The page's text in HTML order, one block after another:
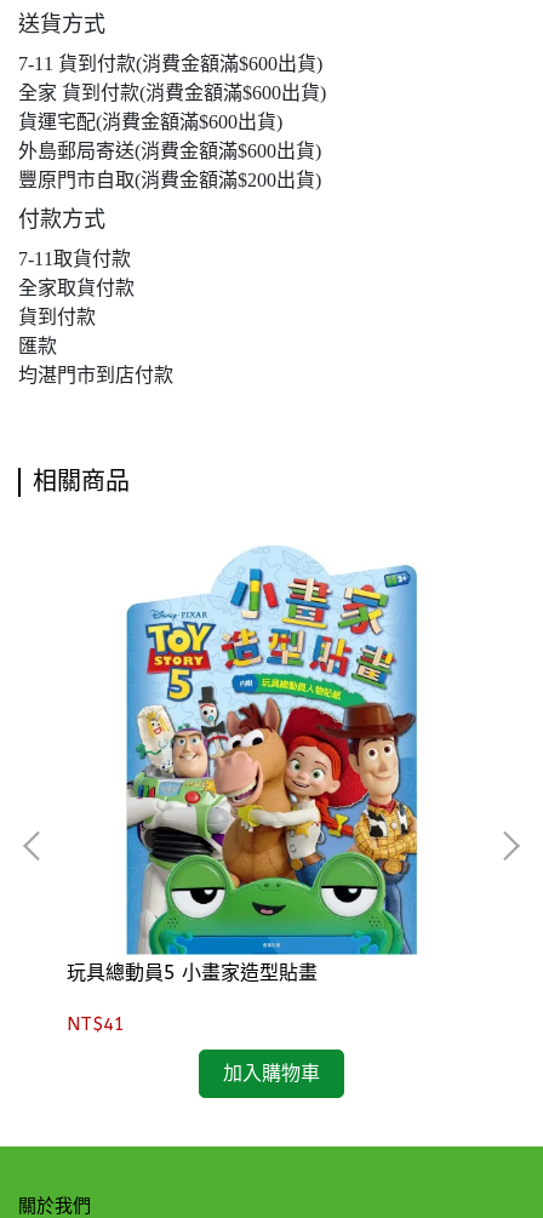
送貨方式
7-11 貨到付款(消費金額滿$600出貨)
全家 貨到付款(消費金額滿$600出貨)
貨運宅配(消費金額滿$600出貨)
外島郵局寄送(消費金額滿$600出貨)
豐原門市自取(消費金額滿$200出貨)
付款方式
7-11取貨付款
全家取貨付款
貨到付款
匯款
均湛門市到店付款
相關商品
玩具總動員5 小畫家造型貼畫
NT$41
加入購物車
關於我們